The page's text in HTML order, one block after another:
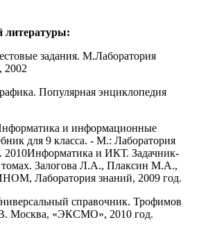
литературы:
задания. М.Лаборатория
2002
Популярная энциклопедия
и информационные
для 9 класса. - М.: Лаборатория
2010Информатика и ИКТ. Задачник-
томах. Залогова Л.А., Плаксин М.А.,
Лаборатория знаний, 2009 год.
справочник. Трофимов
Москва, «ЭКСМО», 2010 год.